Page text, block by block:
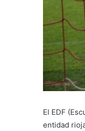
El EDF
entidad